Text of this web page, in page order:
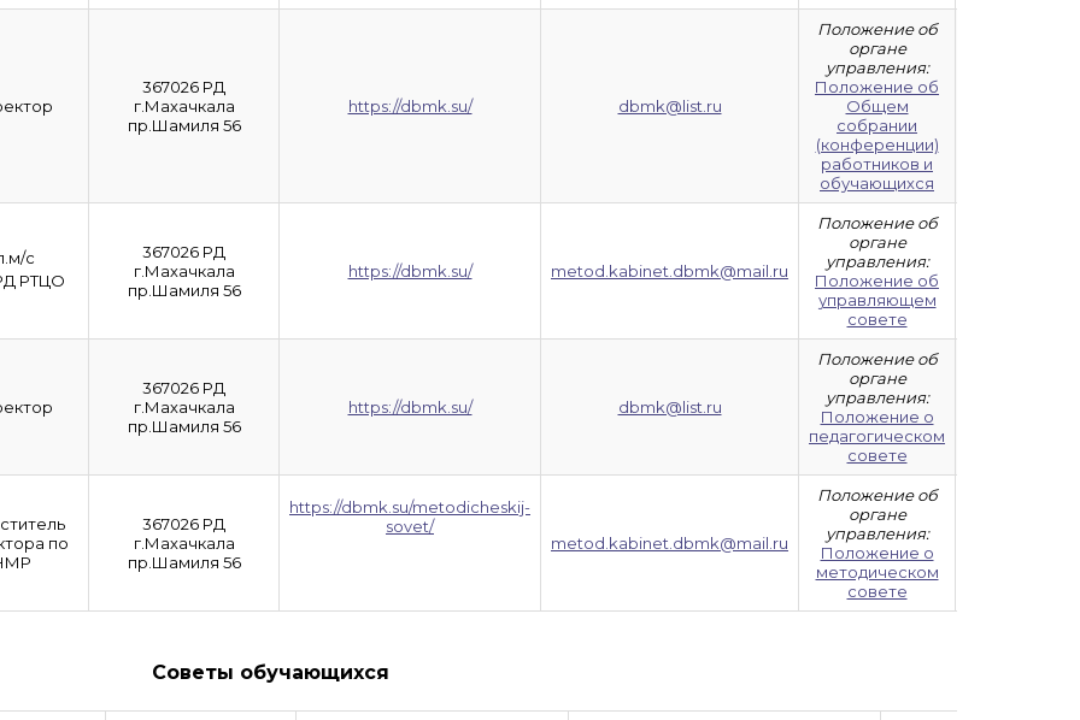
367026 РД
г.Махачкала
пр.Шамиля 56
https://dbmk.su/ dbmk@list.ru
Положение об
органе
управления:
Положение об
Общем
собрании
(конференции)
работников и
обучающихся
с
РТЦО
367026 РД
г.Махачкала
пр.Шамиля 56
https://dbmk.su/ metod.kabinet.dbmk@mail.ru
Положение об
органе
управления:
Положение об
управляющем
совете
367026 РД
г.Махачкала
пр.Шамиля 56
https://dbmk.su/ dbmk@list.ru
Положение об
органе
управления:
Положение о
педагогическом
совете
по
367026 РД
г.Махачкала
пр.Шамиля 56
https://dbmk.su/metodicheskij-
sovet/
metod.kabinet.dbmk@mail.ru
Положение об
органе
управления:
Положение о
методическом
совете
Советы обучающихся